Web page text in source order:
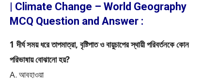
| Climate Change – World Geography
MCQ Question and Answer :
1 দীর্ঘ সময় ধরে তাপমাত্রা, বৃষ্টিপাত ও বায়ুচাপের স্থায়ী পরিবর্তনকে কোন
পরিভাষায় বোঝানো হয়?
A. আবহাওয়া